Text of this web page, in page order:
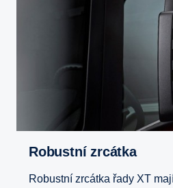
Robustní zrcátka
Robustní zrcátka řady XT